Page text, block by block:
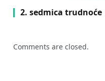
2. sedmica trudnoće
Comments are closed.